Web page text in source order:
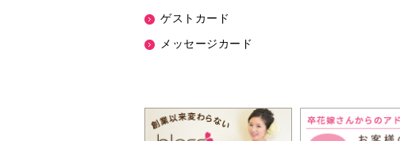
ゲストカード
メッセージカード